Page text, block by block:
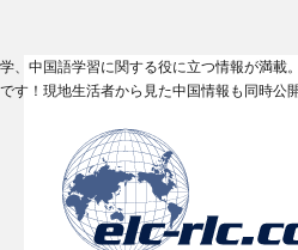
、中国語学習に関する役に立つ情報が満載
す！現地生活者から見た中国情報も同時公開